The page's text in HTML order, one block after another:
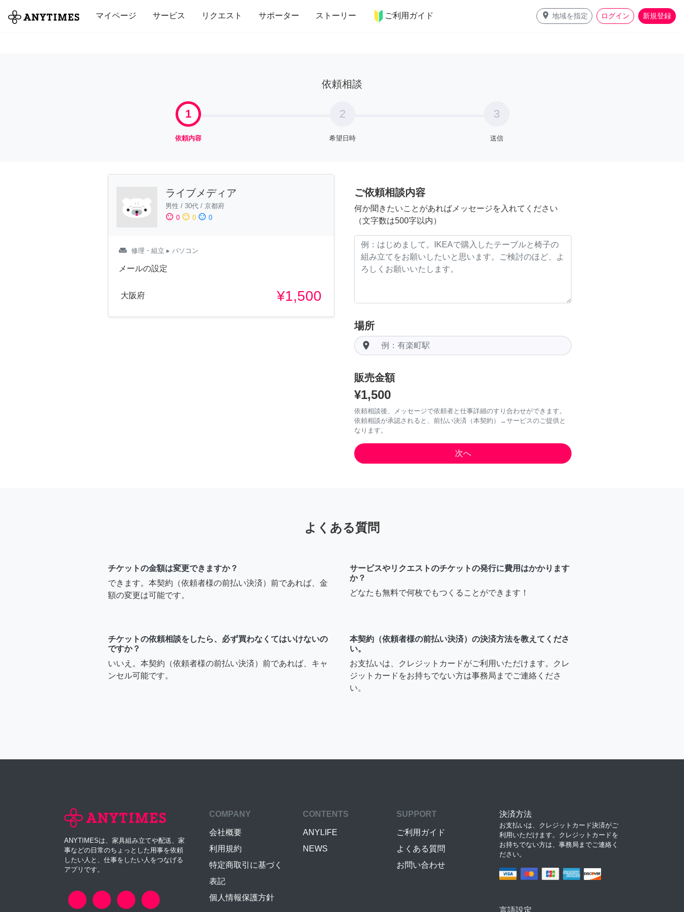
マイページ サービス リクエスト サポーター ストーリー ご利用ガイド place 地域を指定 ログイン 新規登録
全て 修理・組立 家事 引っ越し インテリア 趣味・習い事 ペット 料理
依頼相談
1
依頼内容
2
希望日時
3
送信
ライブメディア
男性 / 30代 / 京都府
sentiment_satisfied 0 sentiment_neutral 0 sentiment_dissatisfied 0
weekend 修理・組立 ▸ パソコン
メールの設定
大阪府 ¥1,500
ご依頼相談内容
何か聞きたいことがあればメッセージを入れてください
（文字数は500字以内）
場所
room
販売金額
¥1,500
依頼相談後、メッセージで依頼者と仕事詳細のすり合わせができます。
依頼相談が承認されると、前払い決済（本契約）→サービスのご提供と
なります。
よくある質問
チケットの金額は変更できますか？
できます。本契約（依頼者様の前払い決済）前であれば、金
額の変更は可能です。
サービスやリクエストのチケットの発行に費用はかかります
か？
どなたも無料で何枚でもつくることができます！
チケットの依頼相談をしたら、必ず買わなくてはいけないの
ですか？
いいえ。本契約（依頼者様の前払い決済）前であれば、キャ
ンセル可能です。
本契約（依頼者様の前払い決済）の決済方法を教えてくださ
い。
お支払いは、クレジットカードがご利用いただけます。クレ
ジットカードをお持ちでない方は事務局までご連絡くださ
い。
ANYTIMESは、家具組み立てや配送、家
事などの日常のちょっとした用事を依頼
したい人と、仕事をしたい人をつなげる
アプリです。
COMPANY
会社概要
利用規約
特定商取引に基づく
表記
個人情報保護方針
CONTENTS
ANYLIFE
NEWS
SUPPORT
ご利用ガイド
よくある質問
お問い合わせ
決済方法
お支払いは、クレジットカード決済がご
利用いただけます。クレジットカードを
お持ちでない方は、事務局までご連絡く
ださい。
言語設定